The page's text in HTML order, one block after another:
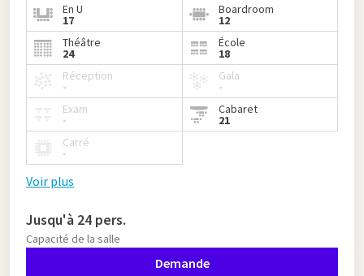
En U
17
Boardroom
12
Théâtre
24
École
18
Réception
-
Gala
-
Exam
-
Cabaret
21
Carré
-
Voir plus
Jusqu'à 24 pers.
Capacité de la salle
Demande